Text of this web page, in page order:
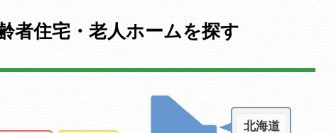
者住宅・老人ホームを探す
北海道